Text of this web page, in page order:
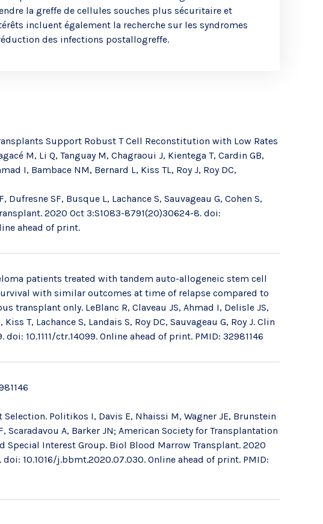
la greffe de cellules souches plus sécuritaire et
incluent également la recherche sur les syndromes
des infections postallogreffe.
Support Robust T Cell Reconstitution with Low Rates
M, Li Q, Tanguay M, Chagraoui J, Kientega T, Cardin GB,
I, Bambace NM, Bernard L, Kiss TL, Roy J, Roy DC,
Dufresne SF, Busque L, Lachance S, Sauvageau G, Cohen S,
2020 Oct 3:S1083-8791(20)30624-8. doi:
ahead of print.
patients treated with tandem auto-allogeneic stem cell
with similar outcomes at time of relapse compared to
transplant only. LeBlanc R, Claveau JS, Ahmad I, Delisle JS,
T, Lachance S, Landais S, Roy DC, Sauvageau G, Roy J. Clin
10.1111/ctr.14099. Online ahead of print. PMID: 32981146
Selection. Politikos I, Davis E, Nhaissi M, Wagner JE, Brunstein
Scaradavou A, Barker JN; American Society for Transplantation
Special Interest Group. Biol Blood Marrow Transplant. 2020
10.1016/j.bbmt.2020.07.030. Online ahead of print. PMID: